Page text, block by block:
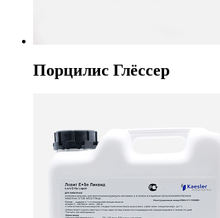
Порцилис Глёссер